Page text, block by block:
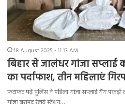
18 August 2025 - 11:13 AM
बिहार से जालंधर गांजा सप्लाई
का पर्दाफाश, तीन महिलाएं
फटाफट पढ़ें पुलिस ने महिला गांजा सप्लाई गैंग पकड़ी
गांजा बरामद रेलवे स्टेशन…